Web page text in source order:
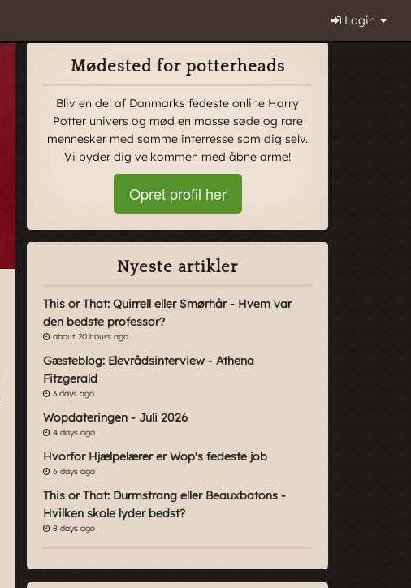
Login
Mødested for potterheads
Bliv en del af Danmarks fedeste online Harry
Potter univers og mød en masse søde og rare
mennesker med samme interresse som dig selv.
Vi byder dig velkommen med åbne arme!
Opret profil her
Nyeste artikler
This or That: Quirrell eller Smørhår - Hvem var
den bedste professor?
about 20 hours ago
Gæsteblog: Elevrådsinterview - Athena
Fitzgerald
3 days ago
Wopdateringen - Juli 2026
4 days ago
Hvorfor Hjælpelærer er Wop's fedeste job
6 days ago
This or That: Durmstrang eller Beauxbatons -
Hvilken skole lyder bedst?
8 days ago